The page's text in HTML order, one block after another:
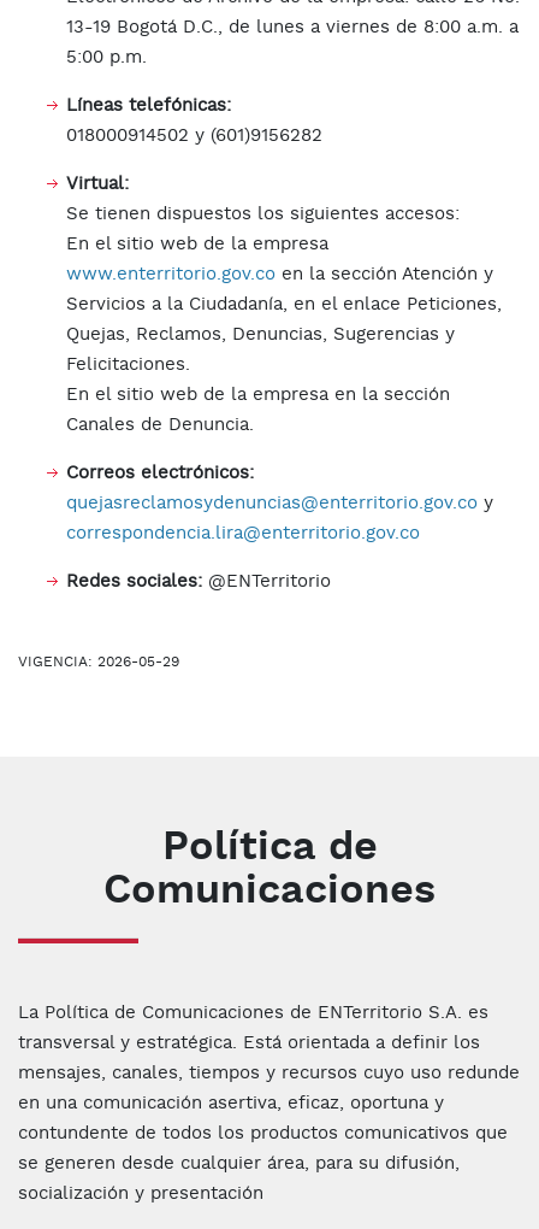
13-19 Bogotá D.C., de lunes a viernes de 8:00 a.m. a
5:00 p.m.
Líneas telefónicas:
018000914502 y (601)9156282
Virtual:
Se tienen dispuestos los siguientes accesos:
En el sitio web de la empresa
www.enterritorio.gov.co en la sección Atención y
Servicios a la Ciudadanía, en el enlace Peticiones,
Quejas, Reclamos, Denuncias, Sugerencias y
Felicitaciones.
En el sitio web de la empresa en la sección
Canales de Denuncia.
Correos electrónicos:
quejasreclamosydenuncias@enterritorio.gov.co y
correspondencia.lira@enterritorio.gov.co
Redes sociales: @ENTerritorio
VIGENCIA: 2026-05-29
Política de
Comunicaciones
La Política de Comunicaciones de ENTerritorio S.A. es
transversal y estratégica. Está orientada a definir los
mensajes, canales, tiempos y recursos cuyo uso redunde
en una comunicación asertiva, eficaz, oportuna y
contundente de todos los productos comunicativos que
se generen desde cualquier área, para su difusión,
socialización y presentación